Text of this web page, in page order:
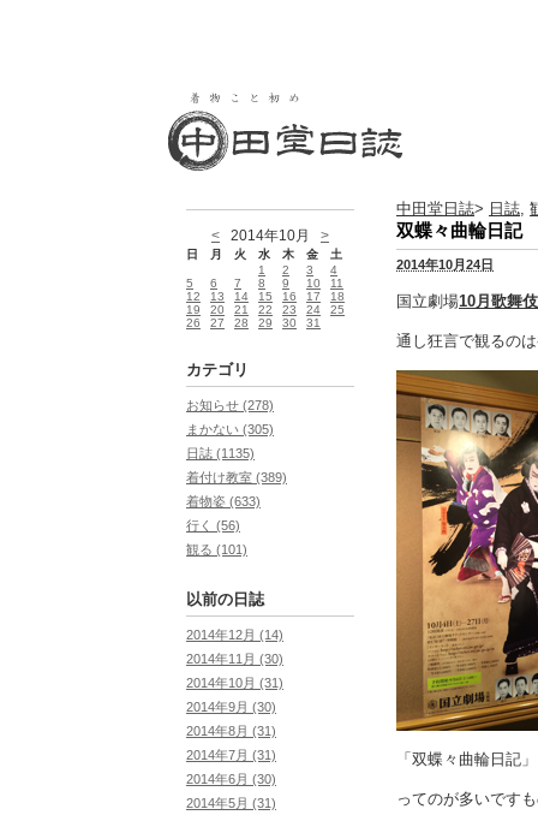
中田堂日誌> 日誌,
双蝶々曲輪日記
2014年10月24日
国立劇場10月歌舞
通し狂言で観るの
「双蝶々曲輪日記
ってのが多いです
< 2014年10月 >
日 月 火 水 木 金
土
1
2 3
4
5
6 7 8 9 10
11
12
13 14 15 16 17
18
19
20 21 22 23 24
25
26
27 28 29 30 31
カテゴリ
お知らせ (278)
まかない (305)
日誌 (1135)
着付け教室 (389)
着物姿 (633)
行く (56)
観る (101)
以前の日誌
2014年12月 (14)
2014年11月 (30)
2014年10月 (31)
2014年9月 (30)
2014年8月 (31)
2014年7月 (31)
2014年6月 (30)
2014年5月 (31)